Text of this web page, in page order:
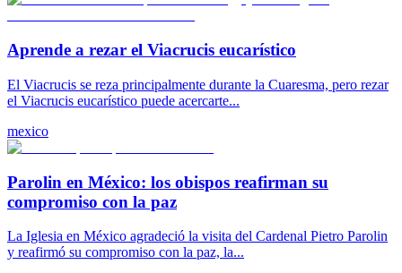
Aprende a rezar el Viacrucis eucarístico
El Viacrucis se reza principalmente durante la Cuaresma, pero rezar
el Viacrucis eucarístico puede acercarte...
mexico
Parolin en México: los obispos reafirman su
compromiso con la paz
La Iglesia en México agradeció la visita del Cardenal Pietro Parolin
y reafirmó su compromiso con la paz, la...